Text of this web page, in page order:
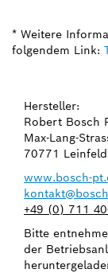
* Weitere
folgendem Link:
Hersteller:
Robert Bosch
Max-Lang-
70771
www.bosch-
+49 (0) 711
Bitte
der